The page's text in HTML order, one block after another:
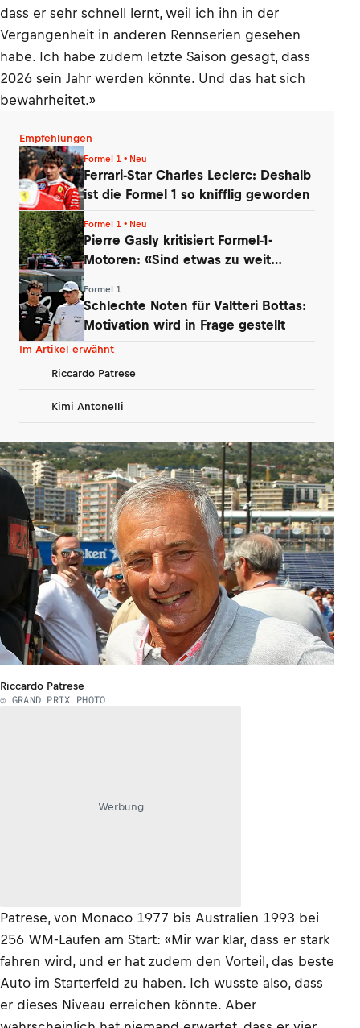
dass er sehr schnell lernt, weil ich ihn in der
Vergangenheit in anderen Rennserien gesehen
habe. Ich habe zudem letzte Saison gesagt, dass
2026 sein Jahr werden könnte. Und das hat sich
bewahrheitet.»
Empfehlungen
Formel 1 • Neu
Ferrari-Star Charles Leclerc: Deshalb
ist die Formel 1 so knifflig geworden
Formel 1 • Neu
Pierre Gasly kritisiert Formel-1-
Motoren: «Sind etwas zu weit
Formel 1
Schlechte Noten für Valtteri Bottas:
Motivation wird in Frage gestellt
Im Artikel erwähnt
Riccardo Patrese
Kimi Antonelli
Riccardo Patrese
© GRAND PRIX PHOTO
Werbung
Patrese, von Monaco 1977 bis Australien 1993 bei
256 WM-Läufen am Start: «Mir war klar, dass er stark
fahren wird, und er hat zudem den Vorteil, das beste
Auto im Starterfeld zu haben. Ich wusste also, dass
er dieses Niveau erreichen könnte. Aber